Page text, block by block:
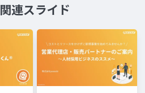
関連スライド